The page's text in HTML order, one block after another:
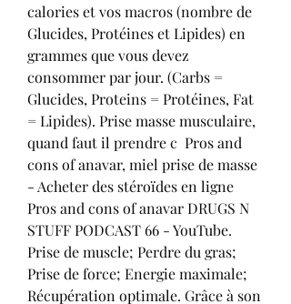
calories et vos macros (nombre de
Glucides, Protéines et Lipides) en
grammes que vous devez
consommer par jour. (Carbs =
Glucides, Proteins = Protéines, Fat
= Lipides). Prise masse musculaire,
quand faut il prendre c  Pros and
cons of anavar, miel prise de masse
- Acheter des stéroïdes en ligne
Pros and cons of anavar DRUGS N
STUFF PODCAST 66 - YouTube.
Prise de muscle; Perdre du gras;
Prise de force; Energie maximale;
Récupération optimale. Grâce à son